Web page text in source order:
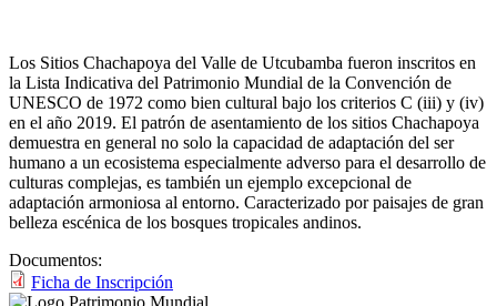
Los Sitios Chachapoya del Valle de Utcubamba fueron inscritos en
la Lista Indicativa del Patrimonio Mundial de la Convención de
UNESCO de 1972 como bien cultural bajo los criterios C (iii) y (iv)
en el año 2019. El patrón de asentamiento de los sitios Chachapoya
demuestra en general no solo la capacidad de adaptación del ser
humano a un ecosistema especialmente adverso para el desarrollo de
culturas complejas, es también un ejemplo excepcional de
adaptación armoniosa al entorno. Caracterizado por paisajes de gran
belleza escénica de los bosques tropicales andinos.
Documentos:
Ficha de Inscripción